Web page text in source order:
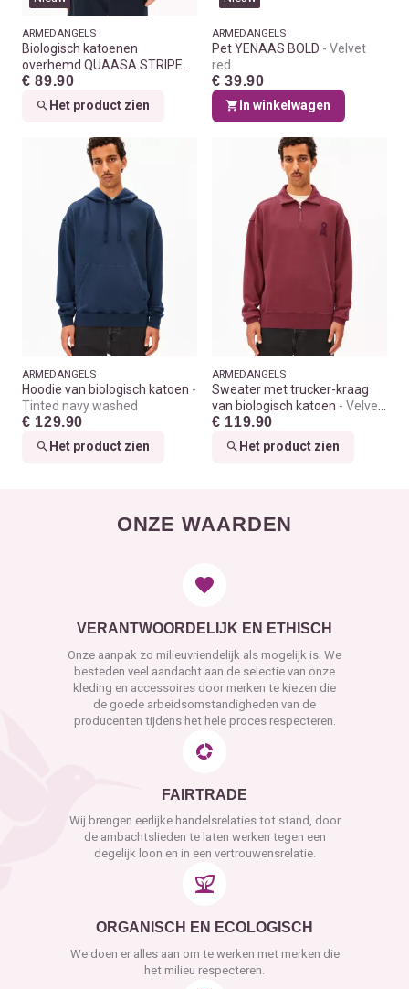
ARMEDANGELS
Biologisch katoenen
overhemd QUAASA STRIPES
Honey reed
€ 89.90
Het product zien
ARMEDANGELS
Pet YENAAS BOLD
Velvet
red
€ 39.90
In winkelwagen
ARMEDANGELS
Hoodie van biologisch katoen
Tinted navy washed
€ 129.90
Het product zien
ARMEDANGELS
Sweater met trucker-kraag
van biologisch katoen
Velvet
red washed
€ 119.90
Het product zien
ONZE WAARDEN
VERANTWOORDELIJK EN ETHISCH
Onze aanpak zo milieuvriendelijk als mogelijk is. We
besteden veel aandacht aan de selectie van onze
kleding en accessoires door merken te kiezen die
de goede arbeidsomstandigheden van de
producenten tijdens het hele proces respecteren.
FAIRTRADE
Wij brengen eerlijke handelsrelaties tot stand, door
de ambachtslieden te laten werken tegen een
degelijk loon en in een vertrouwensrelatie.
ORGANISCH EN ECOLOGISCH
We doen er alles aan om te werken met merken die
het milieu respecteren.